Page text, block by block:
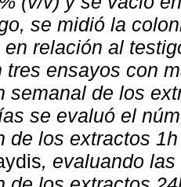
se midió la
relación al
tres ensayos con
semanal de los
se evaluó el
de los extractos
, evaluando